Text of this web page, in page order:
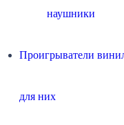
наушники
Проигрыватели
для них
Audio